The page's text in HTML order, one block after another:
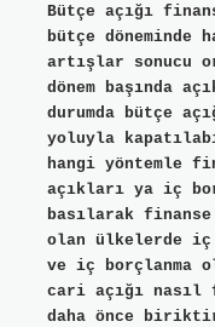
Bütçe açığı
bütçe döneminde
artışlar sonucu
dönem başında
durumda bütçe
yoluyla
hangi yöntemle
açıkları ya iç
basılarak
olan ülkelerde iç
ve iç borçlanma
cari açığı nasıl
daha önce